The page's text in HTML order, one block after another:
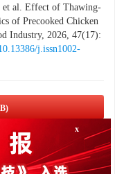
al. Effect of Thawing-
of Precooked Chicken
Industry, 2026, 47(17):
j.issn1002-
特性影响的研